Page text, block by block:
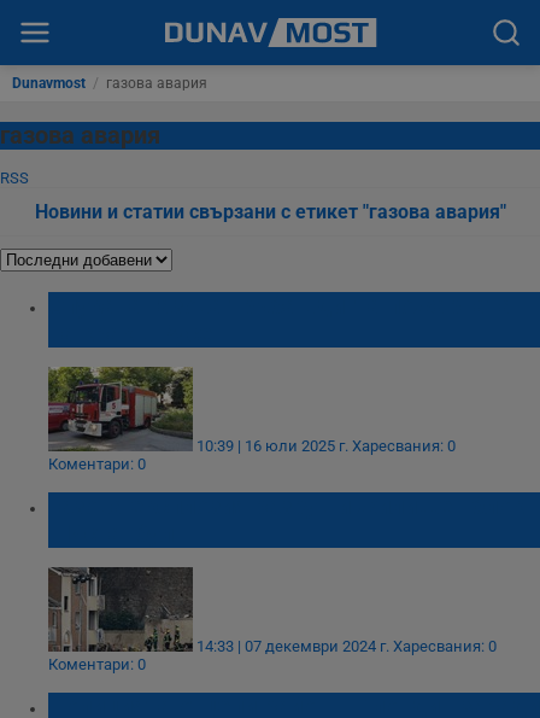
Dunavmost / газова авария
газова авария
RSS
Новини и статии свързани с етикет "газова авария"
10:39 | 16 юли 2025 г. Харесвания: 0
Коментари: 0
14:33 | 07 декември 2024 г. Харесвания: 0
Коментари: 0